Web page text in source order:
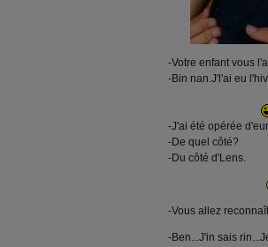
-Votre enfant vous
-Bin nan.J'l'ai eu
-J'ai été opérée
-De quel côté?
-Du côté d'Lens.
-Vous allez
-Ben...J'in sais